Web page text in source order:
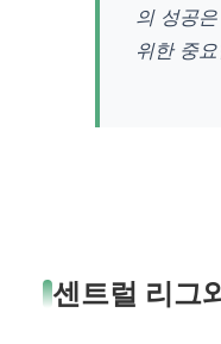
의 성공
위한 중
센트럴 리그